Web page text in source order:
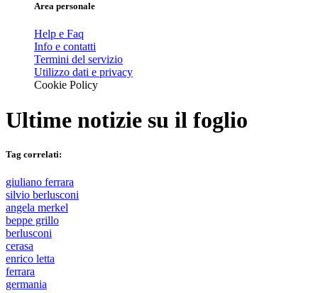
Area personale
Help e Faq
Info e contatti
Termini del servizio
Utilizzo dati e privacy
Cookie Policy
Ultime notizie su il foglio
Tag correlati:
giuliano ferrara
silvio berlusconi
angela merkel
beppe grillo
berlusconi
cerasa
enrico letta
ferrara
germania